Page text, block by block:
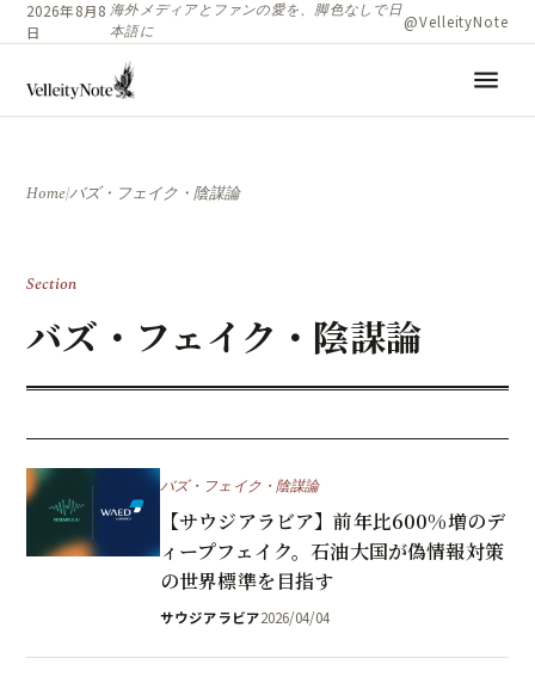
2026年8月8
日
海外メディアとファンの愛を、脚色なしで日
本語に
@VelleityNote
menu
Home/バズ・フェイク・陰謀論
Section
バズ・フェイク・陰謀論
バズ・フェイク・陰謀論
【サウジアラビア】前年比600%増のデ
ィープフェイク。石油大国が偽情報対策
の世界標準を目指す
サウジアラビア2026/04/04